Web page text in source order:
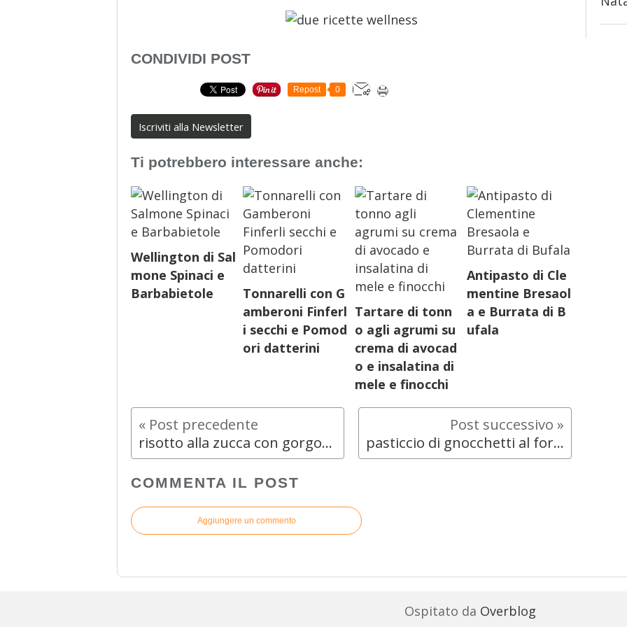
CONDIVIDI POST
Repost 0
Iscriviti alla Newsletter
Ti potrebbero interessare anche:
Wellington di Sal
mone Spinaci e
Barbabietole
Tonnarelli con G
amberoni Finferl
i secchi e Pomod
ori datterini
Tartare di tonn
o agli agrumi su
crema di avocad
o e insalatina di
mele e finocchi
Antipasto di Cle
mentine Bresaol
a e Burrata di B
ufala
risotto alla zucca con gorgonzola e nocciole pasticcio di gnocchetti al forno con pomodori e fagiolini
COMMENTA IL POST
Aggiungere un commento
Ospitato da Overblog